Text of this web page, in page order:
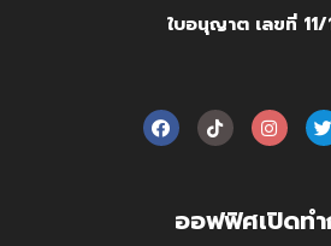
ใบอนุญาต เลขที่ 11/
ออฟฟิศเปิดทำ